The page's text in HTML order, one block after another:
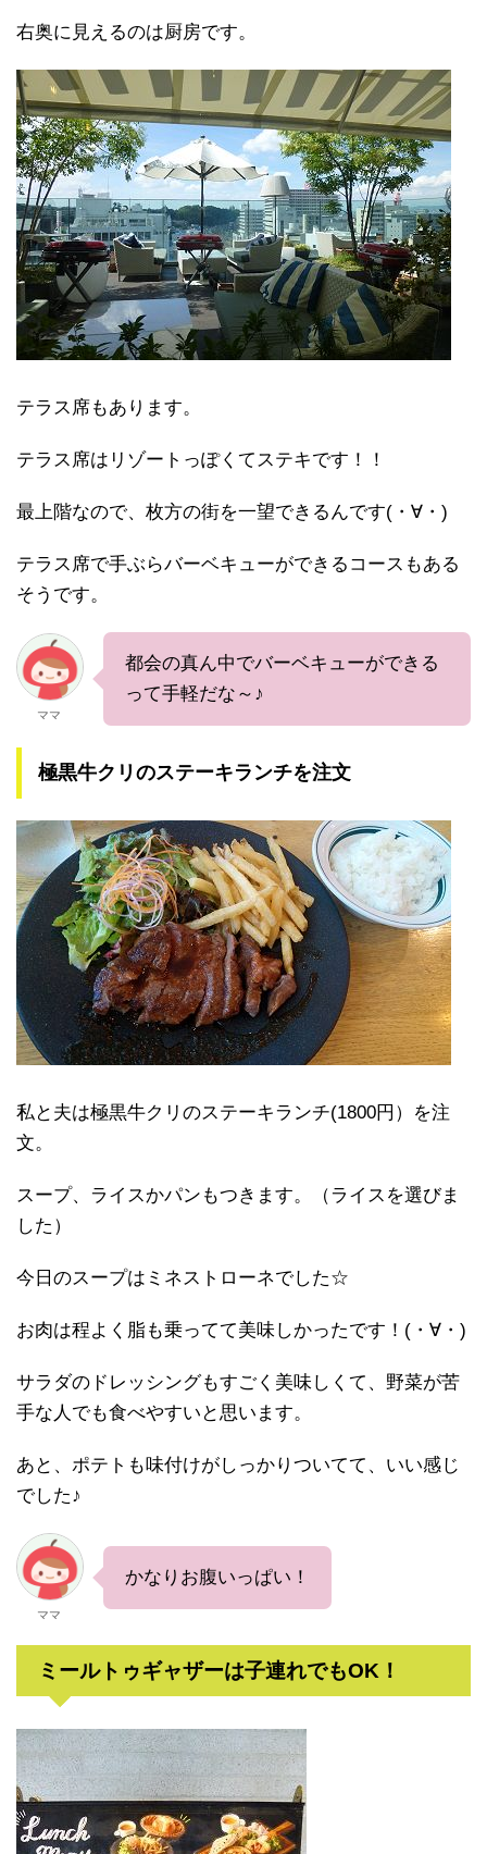
右奥に見えるのは厨房です。
テラス席もあります。
テラス席はリゾートっぽくてステキです！！
最上階なので、枚方の街を一望できるんです(・∀・)
テラス席で手ぶらバーベキューができるコースもある
そうです。
ママ
都会の真ん中でバーベキューができる
って手軽だな～♪
極黒牛クリのステーキランチを注文
私と夫は極黒牛クリのステーキランチ(1800円）を注
文。
スープ、ライスかパンもつきます。（ライスを選びま
した）
今日のスープはミネストローネでした☆
お肉は程よく脂も乗ってて美味しかったです！(・∀・)
サラダのドレッシングもすごく美味しくて、野菜が苦
手な人でも食べやすいと思います。
あと、ポテトも味付けがしっかりついてて、いい感じ
でした♪
ママ
かなりお腹いっぱい！
ミールトゥギャザーは子連れでもOK！